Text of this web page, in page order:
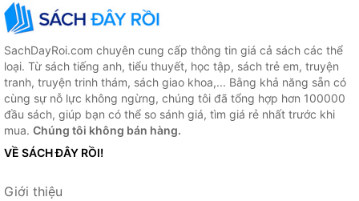
SachDayRoi.com chuyên cung cấp thông tin giá cả sách các thể
loại. Từ sách tiếng anh, tiểu thuyết, học tập, sách trẻ em, truyện
tranh, truyện trinh thám, sách giao khoa,... Bằng khả năng sẵn có
cùng sự nỗ lực không ngừng, chúng tôi đã tổng hợp hơn 100000
đầu sách, giúp bạn có thể so sánh giá, tìm giá rẻ nhất trước khi
mua. Chúng tôi không bán hàng.
VỀ SÁCH ĐÂY RỒI!
Giới thiệu